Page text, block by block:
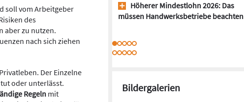
soll vom Arbeitgeber
des
aber zu nutzen.
nach sich ziehen
Der Einzelne
oder unterlässt.
Regeln mit
Höherer Mindestlohn 2026: Das
müssen Handwerksbetriebe beachten
Bildergalerien